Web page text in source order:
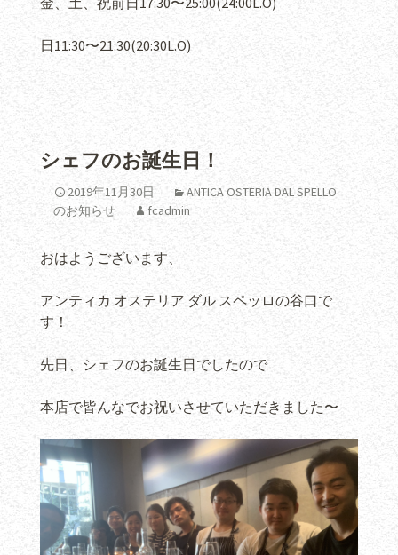
日11:30〜21:30(20:30L.O)
シェフのお誕生日！
2019年11月30日
ANTICA OSTERIA DAL SPELLO
のお知らせ
fcadmin
おはようございます、
アンティカ オステリア ダル スペッロの谷口で
す！
先日、シェフのお誕生日でしたので
本店で皆んなでお祝いさせていただきました〜